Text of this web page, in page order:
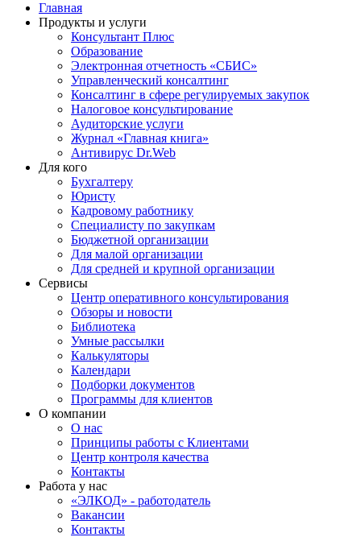
Главная
Продукты и услуги
Консультант Плюс
Образование
Электронная отчетность «СБИС»
Управленческий консалтинг
Консалтинг в сфере регулируемых закупок
Налоговое консультирование
Аудиторские услуги
Журнал «Главная книга»
Антивирус Dr.Web
Для кого
Бухгалтеру
Юристу
Кадровому работнику
Специалисту по закупкам
Бюджетной организации
Для малой организации
Для средней и крупной организации
Сервисы
Центр оперативного консультирования
Обзоры и новости
Библиотека
Умные рассылки
Калькуляторы
Календари
Подборки документов
Программы для клиентов
О компании
О нас
Принципы работы с Клиентами
Центр контроля качества
Контакты
Работа у нас
«ЭЛКОД» - работодатель
Вакансии
Контакты